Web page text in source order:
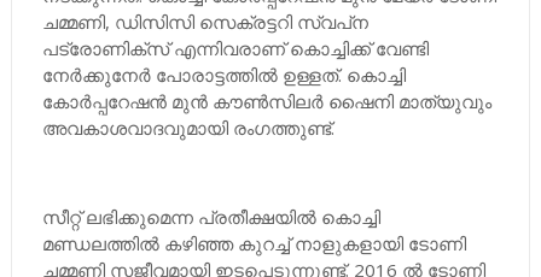
ചമ്മണി, ഡിസിസി സെക്രട്ടറി സ്വപ്‌ന
പട്രോണിക്‌സ് എന്നിവരാണ് കൊച്ചിക്ക് വേണ്ടി
നേര്‍ക്കുനേര്‍ പോരാട്ടത്തില്‍ ഉള്ളത്. കൊച്ചി
കോര്‍പ്പറേഷന്‍ മുന്‍ കൗണ്‍സിലര്‍ ഷൈനി മാത്യുവും
അവകാശവാദവുമായി രംഗത്തുണ്ട്.
സീറ്റ് ലഭിക്കുമെന്ന പ്രതീക്ഷയില്‍ കൊച്ചി
മണ്ഡലത്തില്‍ കഴിഞ്ഞ കുറച്ച്‌ നാളുകളായി ടോണി
ചമ്മണി സജീവമായി ഇടപെടുന്നുണ്ട്. 2016 ല്‍ ടോണി